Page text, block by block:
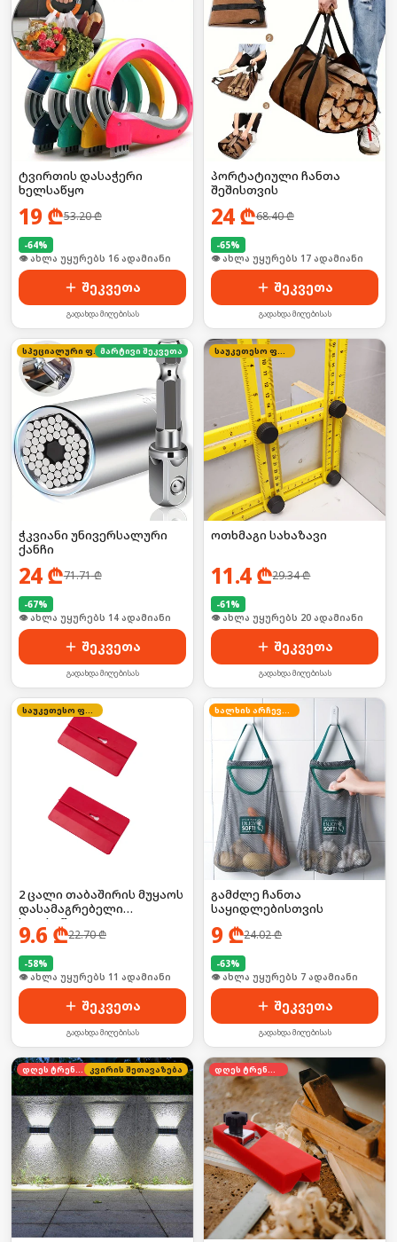
ტვირთის დასაჭერი
ხელსაწყო
19 ₾53.20₾
-64%
🛒 ბოლო 24სთ-ში იყიდა 21-მა
შეკვეთა
გადახდა მიღებისას
პორტატიული ჩანთა
შეშისთვის
24₾68.40₾
-65%
🛒 ბოლო 24სთ-ში იყიდა 27-მა
შეკვეთა
გადახდა მიღებისას
სპეციალური ფასიმარტივი შეკვეთა
ჭკვიანი უნივერსალური
ქანჩი
24₾71.71₾
-67%
🛒 ბოლო 24სთ-ში იყიდა 18-მა
შეკვეთა
გადახდა მიღებისას
საუკეთესო ფასი
ოთხმაგი სახაზავი
11.4₾29.34₾
-61%
🛒 ბოლო 24სთ-ში იყიდა 25-მა
შეკვეთა
გადახდა მიღებისას
საუკეთესო ფასი
2 ცალი თაბაშირის მუყაოს
დასამაგრებელი
ხელსაწყო
9.6 ₾22.70₾
-58%
🛒 ბოლო 24სთ-ში იყიდა 19-მა
შეკვეთა
გადახდა მიღებისას
ხალხის არჩევანი
გამძლე ჩანთა
საყიდლებისთვის
9 ₾24.02₾
-63%
🛒 ბოლო 24სთ-ში იყიდა 14-მა
შეკვეთა
გადახდა მიღებისას
დღეს ტრენდში კვირის შეთავაზება დღეს ტრენდში